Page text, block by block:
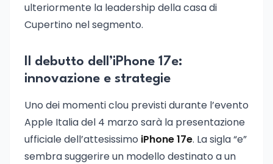
ulteriormente la leadership della casa di
Cupertino nel segmento.
Il debutto dell’iPhone 17e:
innovazione e strategie
Uno dei momenti clou previsti durante l’evento
Apple Italia del 4 marzo sarà la presentazione
ufficiale dell’attesissimo iPhone 17e. La sigla “e”
sembra suggerire un modello destinato a un